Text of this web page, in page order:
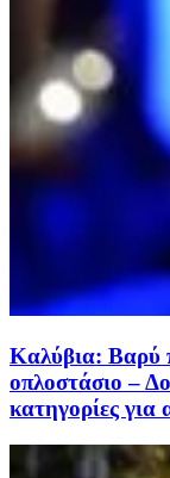
Καλύβια: Βαρύ
οπλοστάσιο –
κατηγορίες για